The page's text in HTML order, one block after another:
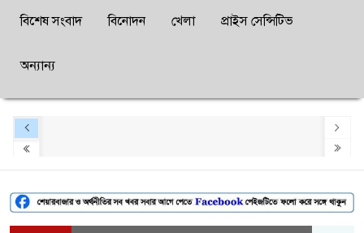
বিশেষ সংবাদ বিনোদন খেলা প্রাইস সেন্সিটিভ
অন্যান্য